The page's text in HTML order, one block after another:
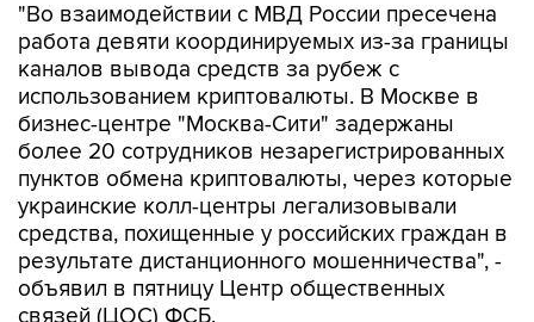
"Во взаимодействии с МВД России пресечена
работа девяти координируемых из-за границы
каналов вывода средств за рубеж с
использованием криптовалюты. В Москве в
бизнес-центре "Москва-Сити" задержаны
более 20 сотрудников незарегистрированных
пунктов обмена криптовалюты, через которые
украинские колл-центры легализовывали
средства, похищенные у российских граждан в
результате дистанционного мошенничества", -
объявил в пятницу Центр общественных